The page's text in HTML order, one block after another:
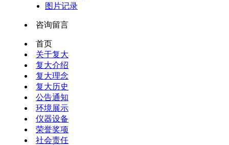
图片记录
咨询留言
首页
关于复大
复大介绍
复大理念
复大历史
公告通知
环境展示
仪器设备
荣誉奖项
社会责任